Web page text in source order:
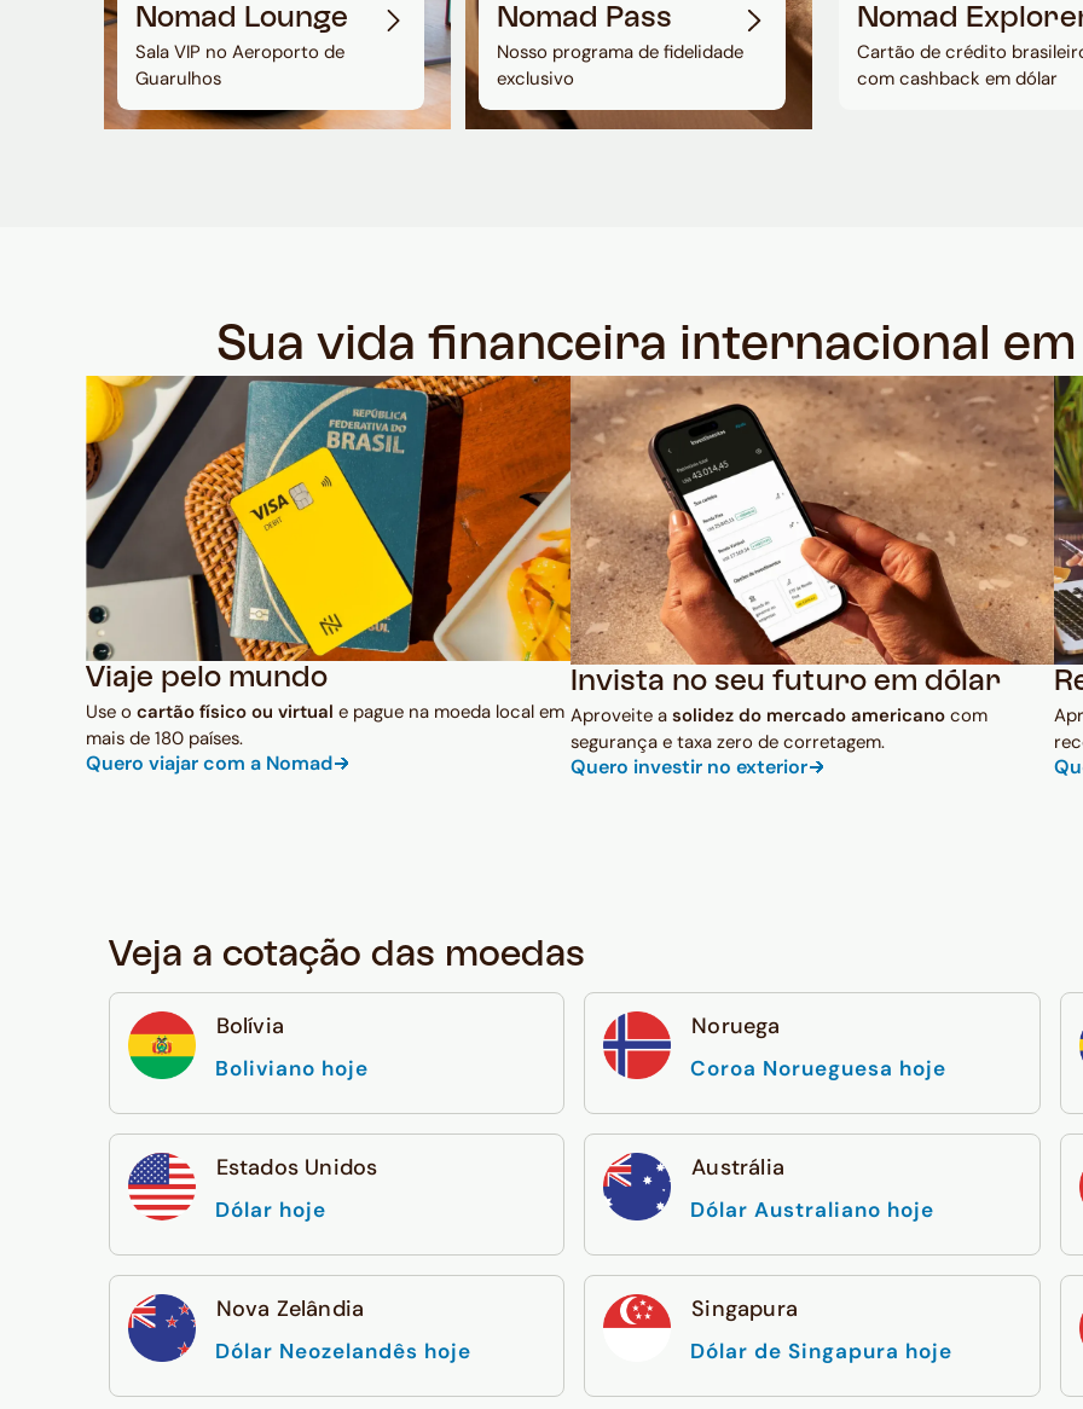
Nomad Lounge
Sala VIP no Aeroporto de
Guarulhos
Nomad Pass
Nosso programa de fidelidade
exclusivo
Nomad
Cartão de crédito
com cashback em dólar
Sua vida financeira internacional
Viaje pelo mundo
Use o cartão físico ou virtual e pague na moeda local em
mais de 180 países.
Quero viajar com a Nomad
Invista no seu futuro em dólar
Aproveite a solidez do mercado americanocom
segurança e taxa zero de corretagem.
Quero investir no exterior
Veja a cotação das moedas
Bolívia
Boliviano hoje
Noruega
Coroa Norueguesa hoje
Estados Unidos
Dólar hoje
Austrália
Dólar Australiano hoje
Nova Zelândia
Dólar Neozelandês hoje
Singapura
Dólar de Singapura hoje